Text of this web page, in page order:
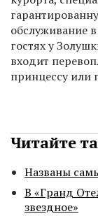
обслуживание
гостях у
входит
принцессу или
Читайте
Названы
В «Гранд
звездное»